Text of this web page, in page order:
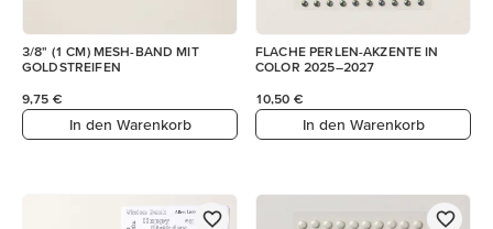
3/8" (1 CM) MESH-BAND MIT
GOLDSTREIFEN
9,75 €
In den Warenkorb
FLACHE PERLEN-AKZENTE IN
COLOR 2025–2027
10,50 €
In den Warenkorb